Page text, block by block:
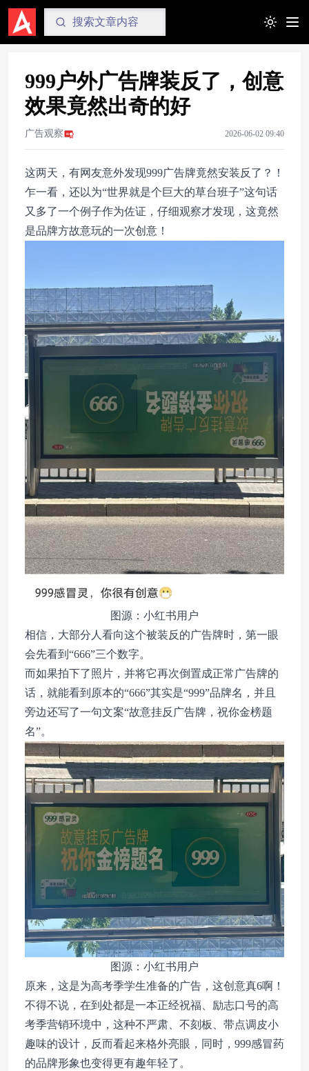
Toggle
999户外广告牌装反了，创意
效果竟然出奇的好
广告观察 2026-06-02 09:40
这两天，有网友意外发现999广告牌竟然安装反了？！
乍一看，还以为“世界就是个巨大的草台班子”这句话
又多了一个例子作为佐证，仔细观察才发现，这竟然
是品牌方故意玩的一次创意！
图源：小红书用户
相信，大部分人看向这个被装反的广告牌时，第一眼
会先看到“666”三个数字。
而如果拍下了照片，并将它再次倒置成正常广告牌的
话，就能看到原本的“666”其实是“999”品牌名，并且
旁边还写了一句文案“故意挂反广告牌，祝你金榜题
名”。
图源：小红书用户
原来，这是为高考季学生准备的广告，这创意真6啊！
不得不说，在到处都是一本正经祝福、励志口号的高
考季营销环境中，这种不严肃、不刻板、带点调皮小
趣味的设计，反而看起来格外亮眼，同时，999感冒药
的品牌形象也变得更有趣年轻了。